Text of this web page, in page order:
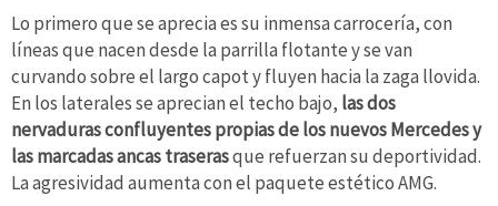
Lo primero que se aprecia es su inmensa carrocería, con
líneas que nacen desde la parrilla flotante y se van
curvando sobre el largo capot y fluyen hacia la zaga llovida.
En los laterales se aprecian el techo bajo, las dos
nervaduras confluyentes propias de los nuevos Mercedes y
las marcadas ancas traserasque refuerzan su deportividad.
La agresividad aumenta con el paquete estético AMG.